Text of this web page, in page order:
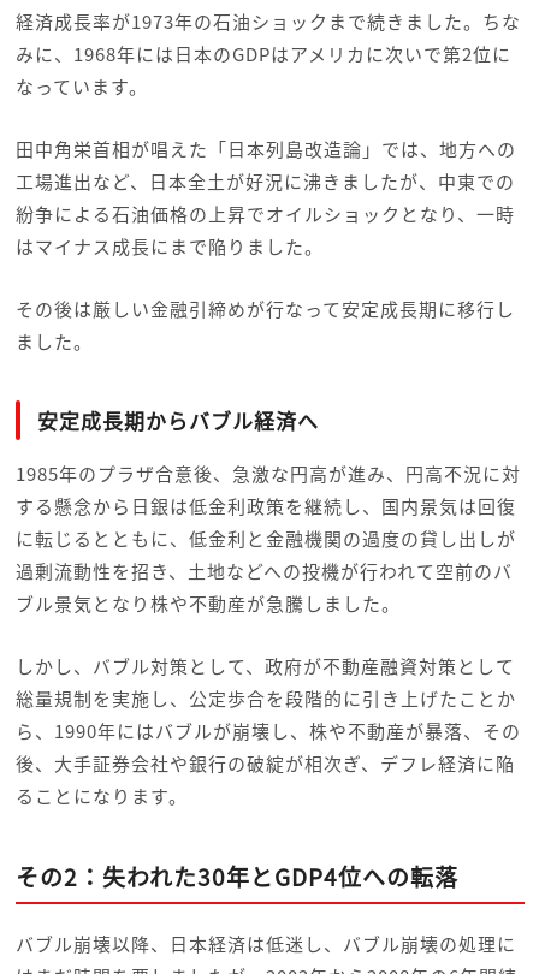
経済成長率が1973年の石油ショックまで続きました。ちな
みに、1968年には日本のGDPはアメリカに次いで第2位に
なっています。
田中角栄首相が唱えた「日本列島改造論」では、地方への
工場進出など、日本全土が好況に沸きましたが、中東での
紛争による石油価格の上昇でオイルショックとなり、一時
はマイナス成長にまで陥りました。
その後は厳しい金融引締めが行なって安定成長期に移行し
ました。
安定成長期からバブル経済へ
1985年のプラザ合意後、急激な円高が進み、円高不況に対
する懸念から日銀は低金利政策を継続し、国内景気は回復
に転じるとともに、低金利と金融機関の過度の貸し出しが
過剰流動性を招き、土地などへの投機が行われて空前のバ
ブル景気となり株や不動産が急騰しました。
しかし、バブル対策として、政府が不動産融資対策として
総量規制を実施し、公定歩合を段階的に引き上げたことか
ら、1990年にはバブルが崩壊し、株や不動産が暴落、その
後、大手証券会社や銀行の破綻が相次ぎ、デフレ経済に陥
ることになります。
その2：失われた30年とGDP4位への転落
バブル崩壊以降、日本経済は低迷し、バブル崩壊の処理に